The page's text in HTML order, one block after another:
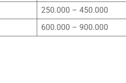
250.000 – 450.000
600.000 – 900.000